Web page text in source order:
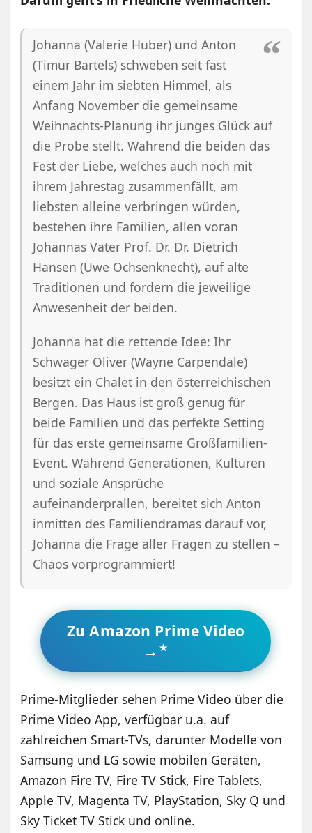
Johanna (Valerie Huber) und Anton
(Timur Bartels) schweben seit fast
einem Jahr im siebten Himmel, als
Anfang November die gemeinsame
Weihnachts-Planung ihr junges Glück auf
die Probe stellt. Während die beiden das
Fest der Liebe, welches auch noch mit
ihrem Jahrestag zusammenfällt, am
liebsten alleine verbringen würden,
bestehen ihre Familien, allen voran
Johannas Vater Prof. Dr. Dr. Dietrich
Hansen (Uwe Ochsenknecht), auf alte
Traditionen und fordern die jeweilige
Anwesenheit der beiden.
Johanna hat die rettende Idee: Ihr
Schwager Oliver (Wayne Carpendale)
besitzt ein Chalet in den österreichischen
Bergen. Das Haus ist groß genug für
beide Familien und das perfekte Setting
für das erste gemeinsame Großfamilien-
Event. Während Generationen, Kulturen
und soziale Ansprüche
aufeinanderprallen, bereitet sich Anton
inmitten des Familiendramas darauf vor,
Johanna die Frage aller Fragen zu stellen –
Chaos vorprogrammiert!
Zu Amazon Prime Video
→
Prime-Mitglieder sehen Prime Video über die
Prime Video App, verfügbar u.a. auf
zahlreichen Smart-TVs, darunter Modelle von
Samsung und LG sowie mobilen Geräten,
Amazon Fire TV, Fire TV Stick, Fire Tablets,
Apple TV, Magenta TV, PlayStation, Sky Q und
Sky Ticket TV Stick und online.